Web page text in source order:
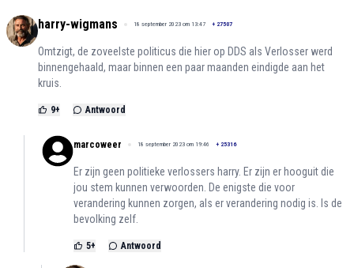
harry-wigmans 18 september 2023 om 13:47 + 27507
Omtzigt, de zoveelste politicus die hier op DDS als Verlosser werd
binnengehaald, maar binnen een paar maanden eindigde aan het
kruis.
9+ Antwoord
marcoweer 18 september 2023 om 19:46 + 25316
Er zijn geen politieke verlossers harry. Er zijn er hooguit die
jou stem kunnen verwoorden. De enigste die voor
verandering kunnen zorgen, als er verandering nodig is. Is de
bevolking zelf.
5+ Antwoord